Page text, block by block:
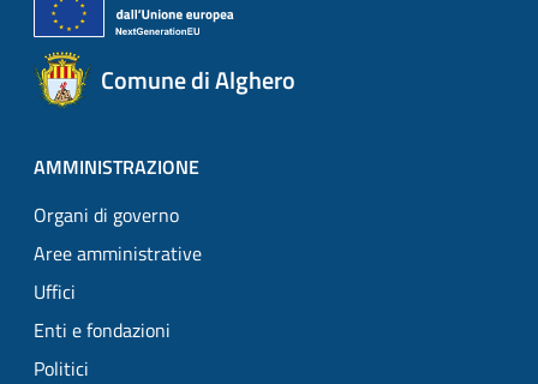
Comune di Alghero
AMMINISTRAZIONE
Organi di governo
Aree amministrative
Uffici
Enti e fondazioni
Politici